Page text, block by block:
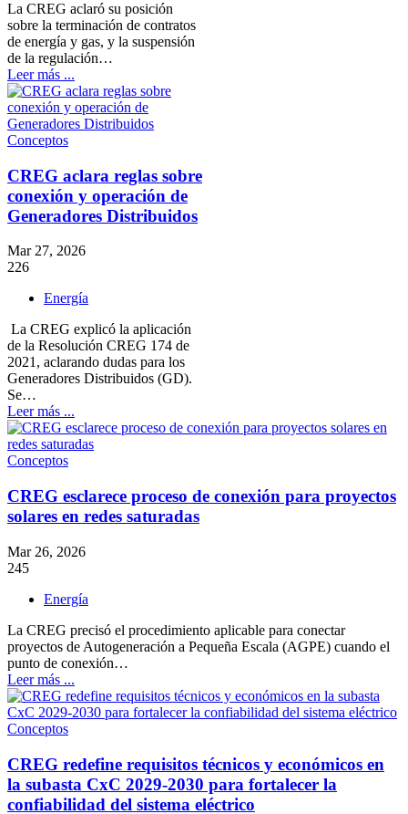
La CREG aclaró su posición
sobre la terminación de contratos
de energía y gas, y la suspensión
de la regulación…
Leer más ...
Conceptos
CREG aclara reglas sobre
conexión y operación de
Generadores Distribuidos
Mar 27, 2026
226
Energía
La CREG explicó la aplicación
de la Resolución CREG 174 de
2021, aclarando dudas para los
Generadores Distribuidos (GD).
Se…
Leer más ...
Conceptos
CREG esclarece proceso de conexión para proyectos
solares en redes saturadas
Mar 26, 2026
245
Energía
La CREG precisó el procedimiento aplicable para conectar
proyectos de Autogeneración a Pequeña Escala (AGPE) cuando el
punto de conexión…
Leer más ...
Conceptos
CREG redefine requisitos técnicos y económicos en
la subasta CxC 2029-2030 para fortalecer la
confiabilidad del sistema eléctrico